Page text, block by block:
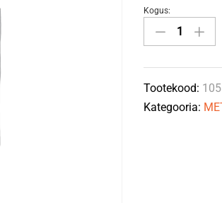
Kirve
kõrguse
hoob
quantity
Kogus:
Tootekood:
Kategooria: